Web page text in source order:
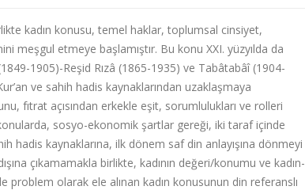
kadın konusu, temel haklar, toplumsal cinsiyet,
meşgul etmeye başlamıştır. Bu konu XXI. yüzyılda da
1905)-Reşid Rızâ (1865-1935) ve Tabâtabâî (1904-
ve sahih hadis kaynaklarından uzaklaşmaya
fıtrat açısından erkekle eşit, sorumlulukları ve rolleri
sosyo-ekonomik şartlar gereği, iki taraf içinde
hadis kaynaklarına, ilk dönem saf din anlayışına dönmeyi
çıkamamakla birlikte, kadının değeri/konumu ve kadın-
olarak ele alınan kadın konusunun din referanslı